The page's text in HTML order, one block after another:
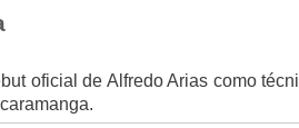
oficial de Alfredo Arias como